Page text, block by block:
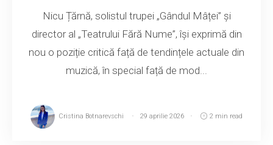
Nicu Țărnă, solistul trupei „Gândul Mâței” și
director al „Teatrului Fără Nume”, își exprimă din
nou o poziție critică față de tendințele actuale din
muzică, în special față de mod...
Cristina Botnarevschi 29 aprilie 2026 2 min read